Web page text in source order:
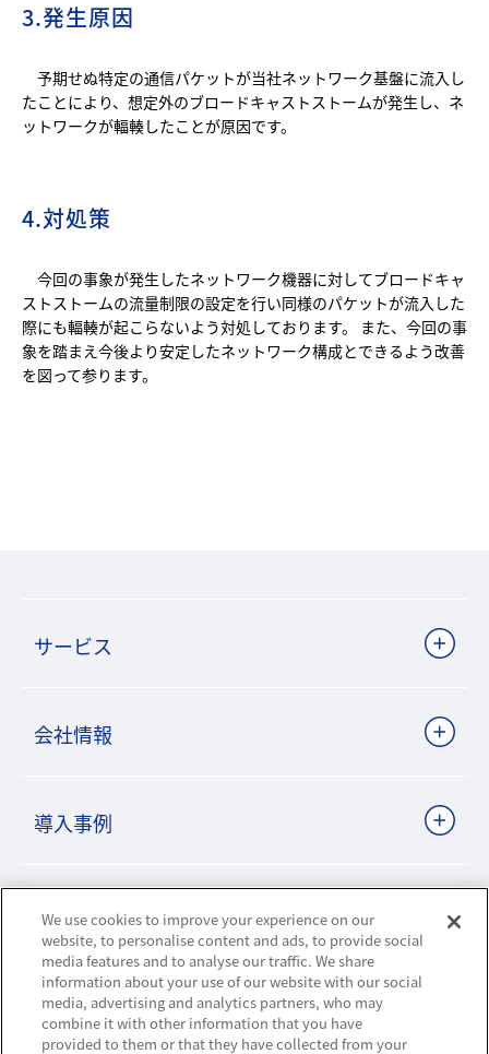
3.発生原因
予期せぬ特定の通信パケットが当社ネットワーク基盤に流入し
たことにより、想定外のブロードキャストストームが発生し、ネ
ットワークが輻輳したことが原因です。
4.対処策
今回の事象が発生したネットワーク機器に対してブロードキャ
ストストームの流量制限の設定を行い同様のパケットが流入した
際にも輻輳が起こらないよう対処しております。 また、今回の事
象を踏まえ今後より安定したネットワーク構成とできるよう改善
を図って参ります。
サービス
会社情報
導入事例
ビジネスパートナーサイト
ニュースリリース
We use cookies to improve your experience on our
website, to personalise content and ads, to provide social
media features and to analyse our traffic. We share
information about your use of our website with our social
media, advertising and analytics partners, who may
combine it with other information that you have
provided to them or that they have collected from your